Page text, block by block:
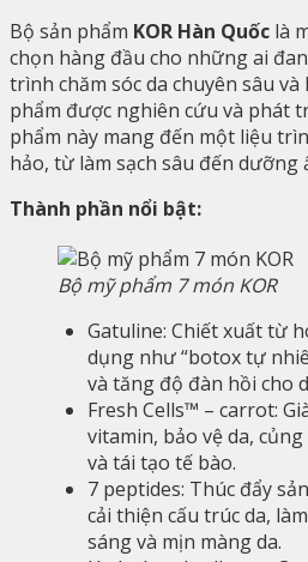
Bộ sản phẩm KOR Hàn Quốc là
chọn hàng đầu cho những ai
trình chăm sóc da chuyên sâu và
phẩm được nghiên cứu và phát
phẩm này mang đến một liệu
hảo, từ làm sạch sâu đến dưỡng
Thành phần nổi bật:
Bộ mỹ phẩm 7 món KOR
Gatuline: Chiết xuất từ
dụng như “botox tự
và tăng độ đàn hồi cho
Fresh Cells™ – carrot:
vitamin, bảo vệ da,
và tái tạo tế bào.
7 peptides: Thúc đẩy
cải thiện cấu trúc da,
sáng và mịn màng da.